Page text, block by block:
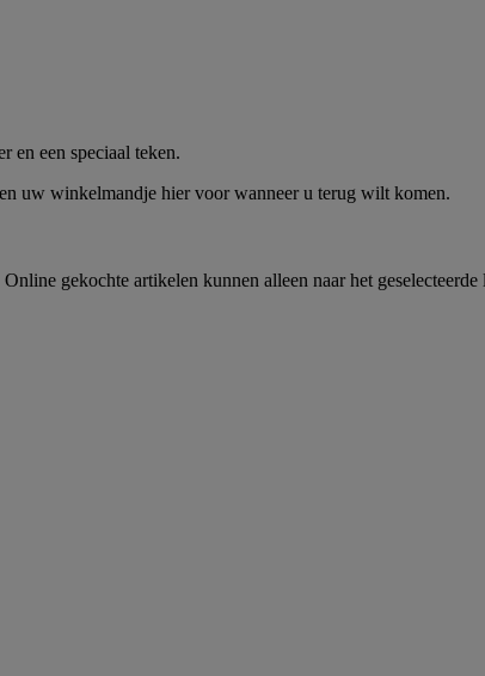
en een speciaal teken.
uw winkelmandje hier voor wanneer u terug wilt komen.
gekochte artikelen kunnen alleen naar het geselecteerde